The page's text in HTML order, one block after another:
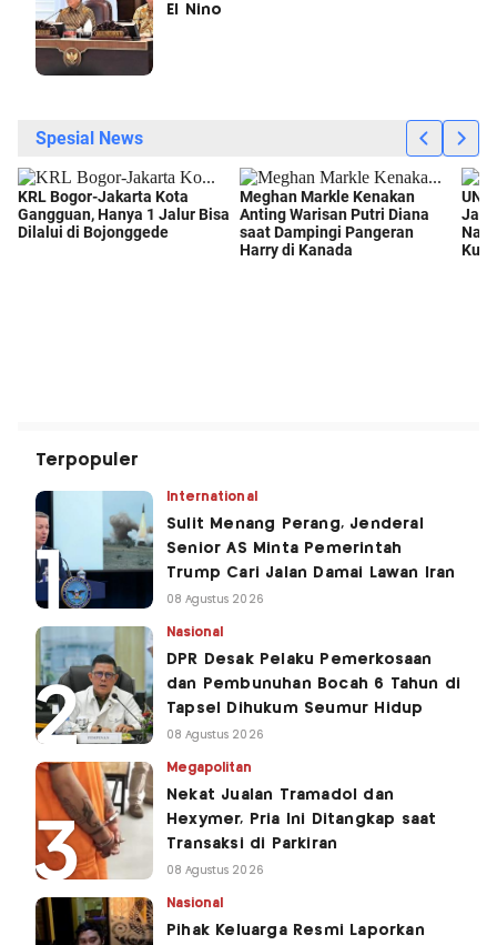
El Nino
Terpopuler
International
Sulit Menang Perang, Jenderal
Senior AS Minta Pemerintah
Trump Cari Jalan Damai Lawan Iran
08 Agustus 2026
Nasional
DPR Desak Pelaku Pemerkosaan
dan Pembunuhan Bocah 6 Tahun di
Tapsel Dihukum Seumur Hidup
08 Agustus 2026
Megapolitan
Nekat Jualan Tramadol dan
Hexymer, Pria Ini Ditangkap saat
Transaksi di Parkiran
08 Agustus 2026
Nasional
Pihak Keluarga Resmi Laporkan